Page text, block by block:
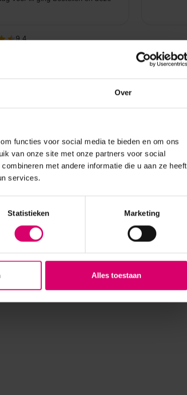
Over
functies voor social media te bieden en om ons
van onze site met onze partners voor social
met andere informatie die u aan ze heeft
services.
Statistieken Marketing
Alles toestaan